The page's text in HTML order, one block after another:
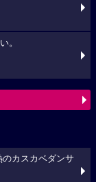
。
カスカベダンサ